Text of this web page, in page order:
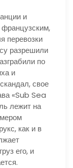
и
перевозки
разрешили
по
и
свое
«Sub Sea
лежит на
как и в
его, и